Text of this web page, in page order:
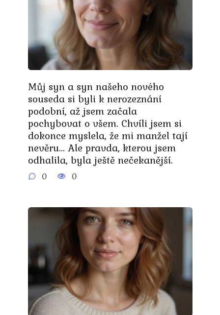
Můj syn a syn našeho nového
souseda si byli k nerozeznání
podobní, až jsem začala
pochybovat o všem. Chvíli jsem si
dokonce myslela, že mi manžel tají
nevěru… Ale pravda, kterou jsem
odhalila, byla ještě nečekanější.
0 0